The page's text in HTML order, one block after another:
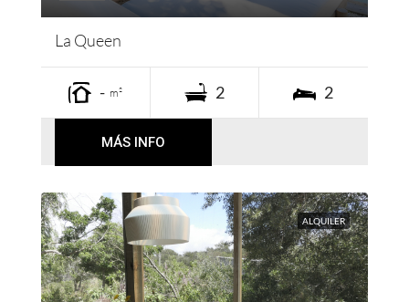
La Queen
- m² 2 2
MÁS INFO
ALQUILER